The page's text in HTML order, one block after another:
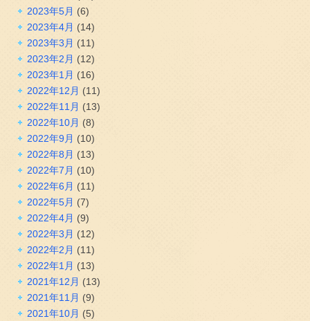
2023年5月 (6)
2023年4月 (14)
2023年3月 (11)
2023年2月 (12)
2023年1月 (16)
2022年12月 (11)
2022年11月 (13)
2022年10月 (8)
2022年9月 (10)
2022年8月 (13)
2022年7月 (10)
2022年6月 (11)
2022年5月 (7)
2022年4月 (9)
2022年3月 (12)
2022年2月 (11)
2022年1月 (13)
2021年12月 (13)
2021年11月 (9)
2021年10月 (5)